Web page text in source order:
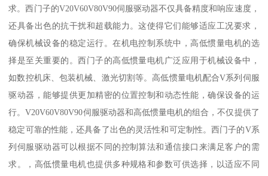
求。西门子的V20V60V80V90伺服驱动器不仅具备精度和响应速度，
还具备出色的抗干扰和超载能力。这使得它们能够适应工况要求，
确保机械设备的稳定运行。在机电控制系统中，高低惯量电机的选
择是至关重要的。西门子的高低惯量电机广泛应用于机械设备中，
如数控机床、包装机械、激光切割等。高低惯量电机配合V系列伺服
驱动器，能够提供更加精密的位置控制和动态性能，确保设备的运
行。V20V60V80V90伺服驱动器和高低惯量电机的组合，不仅提供了
稳定可靠的性能，还具备了出色的灵活性和可定制性。西门子的V系
列伺服驱动器可以根据不同的控制算法和通信接口来满足客户的需
求。，高低惯量电机也提供多种规格和参数可供选择，以适应不同